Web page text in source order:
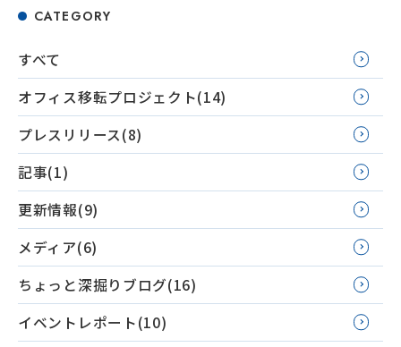
CATEGORY
すべて
オフィス移転プロジェクト(14)
プレスリリース(8)
記事(1)
更新情報(9)
メディア(6)
ちょっと深掘りブログ(16)
イベントレポート(10)